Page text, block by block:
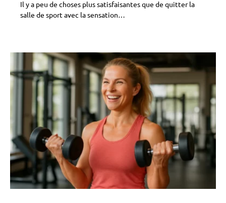
Il y a peu de choses plus satisfaisantes que de quitter la
salle de sport avec la sensation…